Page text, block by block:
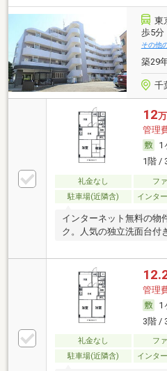
東
歩5分
その他
築29
千
12
管理
1
1階 /
礼金なし フ
駐車場(近隣含)
インタ
インターネット無料の物
ク。人気の独立洗面台付
管理
1
3階 /
礼金なし フ
駐車場(近隣含)
インタ